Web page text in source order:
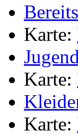
Karte:
Karte:
Karte: